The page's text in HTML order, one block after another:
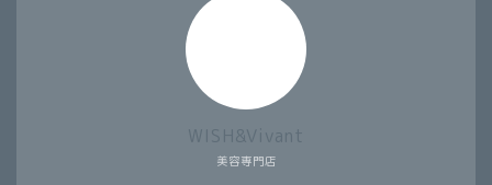
美容専門店
WISH&Vivant